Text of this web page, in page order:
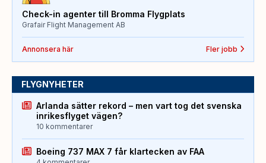
Check-in agenter till Bromma Flygplats
Grafair Flight Management AB
Annonsera här Fler jobb
FLYGNYHETER
Arlanda sätter rekord – men vart tog det svenska
inrikesflyget vägen?
10 kommentarer
Boeing 737 MAX 7 får klartecken av FAA